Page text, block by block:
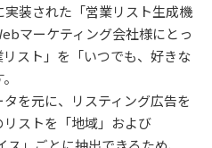
装された「営業リスト生成機
マーケティング会社様にとっ
スト」を「いつでも、好きな
タを元に、リスティング広告を
ストを「地域」および